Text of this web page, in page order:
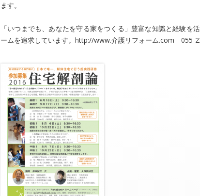
ます。
「いつまでも、あなたを守る家をつくる」豊富な知識と経験を
ームを追求しています。http://www.介護リフォーム.com 055-